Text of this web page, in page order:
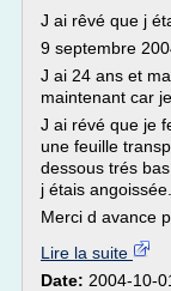
J ai rêvé que j
9 septembre
J ai 24 ans et
maintenant car
J ai révé que je
une feuille
dessous trés
j étais angoissée.
Merci d avance
Lire la suite
Date: 2004-10-